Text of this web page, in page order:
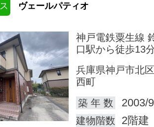
ヴェールパティオ
神戸電鉄粟生線
口駅から徒歩13
兵庫県神戸市北
西町
築 年 数
2003/
建物階数 2階建